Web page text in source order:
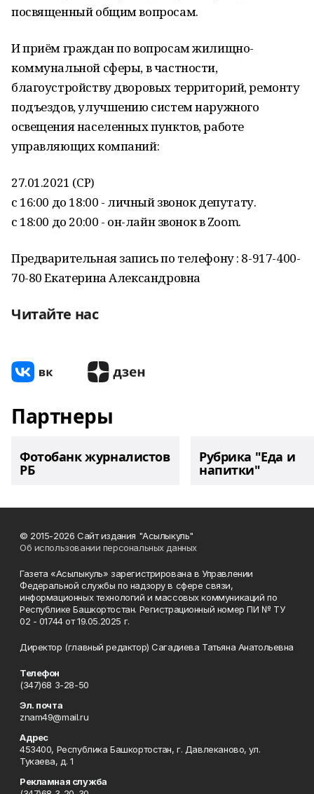
посвященный общим вопросам.
И приём граждан по вопросам жилищно-
коммунальной сферы, в частности,
благоустройству дворовых территорий, ремонту
подъездов, улучшению систем наружного
освещения населенных пунктов, работе
управляющих компаний:
27.01.2021 (СР)
с 16:00 до 18:00 - личный звонок депутату.
с 18:00 до 20:00 - он-лайн звонок в Zoom.
Предварительная запись по телефону : 8-917-400-
70-80 Екатерина Александровна
Читайте нас
Партнеры
Фотобанк журналистов
РБ
Рубрика "Еда и
напитки"
© 2015-2026 Сайт издания "Асылыкуль"
Об использовании персональных данных
Газета «Асылыкуль» зарегистрирована в Управлении
Федеральной службы по надзору в сфере связи,
информационных технологий и массовых коммуникаций по
Республике Башкортостан. Регистрационный номер ПИ № ТУ
02 - 01744 от 19.05.2025 г.
Директор (главный редактор) Сагадиева Татьяна Анатольевна
Телефон
(347)68 3-28-50
Эл. почта
znam49@mail.ru
Адрес
453400, Республика Башкортостан, г. Давлеканово, ул.
Тукаева, д. 1
Рекламная служба